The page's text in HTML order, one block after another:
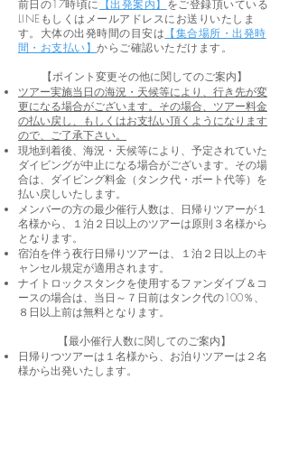
前日の17時頃に 【出発案内】 をご登録頂いている
LINEもしくはメールアドレスにお送りいたしま
す。大体の出発時間の目安は 【集合場所・出発時
間・お支払い】からご確認いただけます。
【ポイント変更その他に関してのご案内】
ツアー実施当日の海況・天候等により、行き先が変
更になる場合がございます。その場合、ツアー料金
の払い戻し、もしくはお支払い頂くようになります
ので、ご了承下さい。
現地到着後、海況・天候等により、予定されていた
ダイビングが中止になる場合がございます。その場
合は、ダイビング料金（タンク代・ボート代等）を
払い戻しいたします。
メンバーの方の最少催行人数は、日帰りツアーが１
名様から、１泊２日以上のツアーは原則３名様から
となります。
宿泊を伴う夜行日帰りツアーは、１泊２日以上のキ
ャンセル規定が適用されます。
ナイトロックスタンクを使用するファンダイブ＆コ
ースの場合は、当日～７日前はタンク代の100％、
８日以上前は無料となります。
【最小催行人数に関してのご案内】
日帰りつツアーは１名様から、お泊りツアーは２名
様から出発いたします。